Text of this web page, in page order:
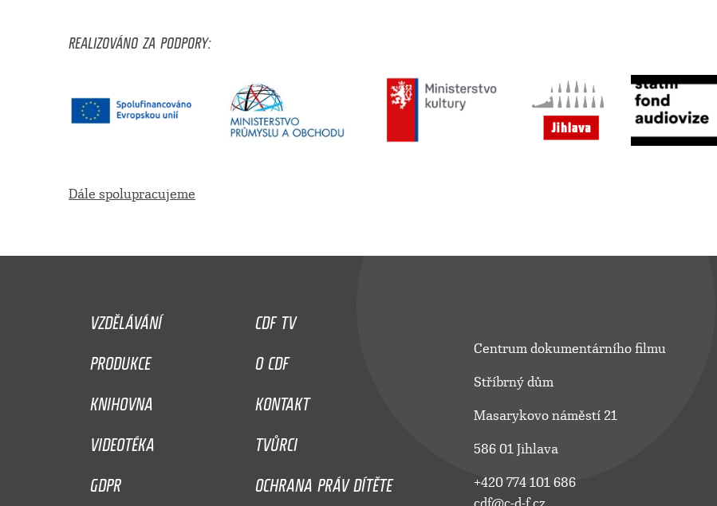
REALIZOVÁNO ZA PODPORY:
Dále spolupracujeme
VZDĚLÁVÁNÍ
CDF TV
PRODUKCE
O CDF
KNIHOVNA
KONTAKT
VIDEOTÉKA
TVŮRCI
GDPR
OCHRANA PRÁV DÍTĚTE
Centrum dokumentárního filmu
Stříbrný dům
Masarykovo náměstí 21
586 01 Jihlava
+420 774 101 686